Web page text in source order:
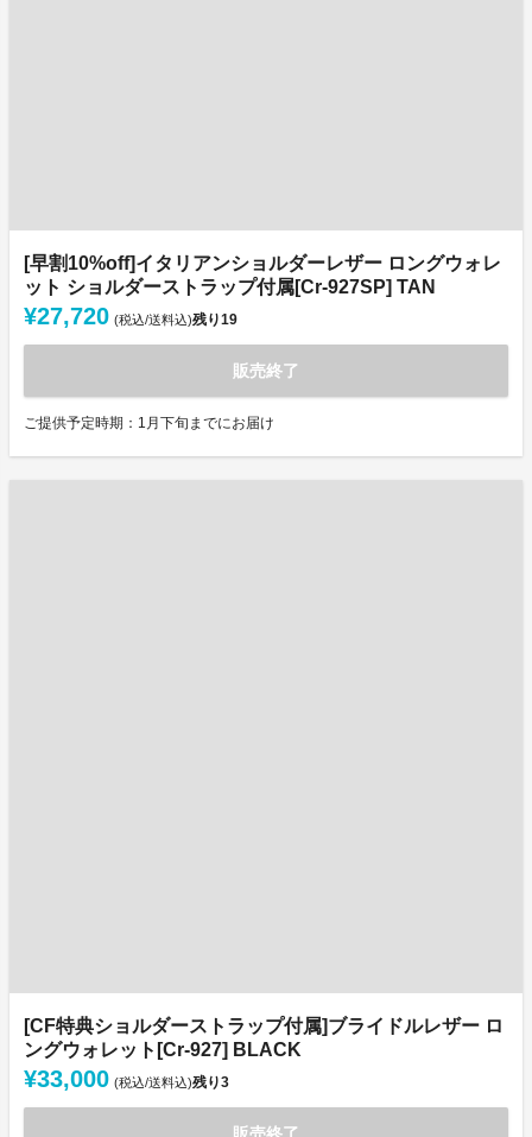
[早割10%off]イタリアンショルダーレザー ロングウォレ
ット ショルダーストラップ付属[Cr-927SP] TAN
¥27,720 (税込/送料込)残り19
販売終了
ご提供予定時期：1月下旬までにお届け
[CF特典ショルダーストラップ付属]ブライドルレザー ロ
ングウォレット[Cr-927] BLACK
¥33,000 (税込/送料込)残り3